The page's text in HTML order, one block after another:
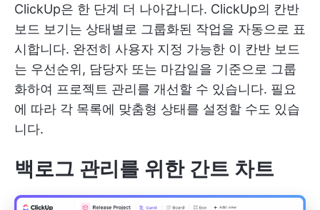
ClickUp은 한 단계 더 나아갑니다. ClickUp의 칸반
보드 보기는 상태별로 그룹화된 작업을 자동으로 표
시합니다. 완전히 사용자 지정 가능한 이 칸반 보드
는 우선순위, 담당자 또는 마감일을 기준으로 그룹
화하여 프로젝트 관리를 개선할 수 있습니다. 필요
에 따라 각 목록에 맞춤형 상태를 설정할 수도 있습
니다.
백로그 관리를 위한 간트 차트